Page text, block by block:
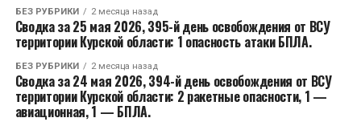
БЕЗ РУБРИКИ 2 месяца назад
Сводка за 25 мая 2026, 395-й день освобождения от ВСУ
территории Курской области: 1 опасность атаки БПЛА.
БЕЗ РУБРИКИ 2 месяца назад
Сводка за 24 мая 2026, 394-й день освобождения от ВСУ
территории Курской области: 2 ракетные опасности, 1 —
авиационная, 1 — БПЛА.